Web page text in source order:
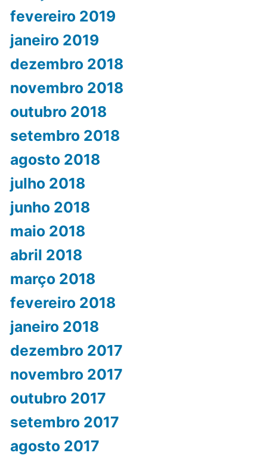
fevereiro 2019
janeiro 2019
dezembro 2018
novembro 2018
outubro 2018
setembro 2018
agosto 2018
julho 2018
junho 2018
maio 2018
abril 2018
março 2018
fevereiro 2018
janeiro 2018
dezembro 2017
novembro 2017
outubro 2017
setembro 2017
agosto 2017